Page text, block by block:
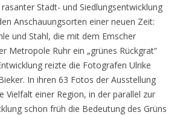
Stadt- und Siedlungsentwicklung
Anschauungsorten einer neuen Zeit:
und Stahl, die mit dem Emscher
Metropole Ruhr ein „grünes Rückgrat“
reizte die Fotografen Ulrike
In ihren 63 Fotos der Ausstellung
Vielfalt einer Region, in der parallel zur
schon früh die Bedeutung des Grüns